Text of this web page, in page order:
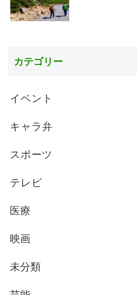
カテゴリー
イベント
キャラ弁
スポーツ
テレビ
医療
映画
未分類